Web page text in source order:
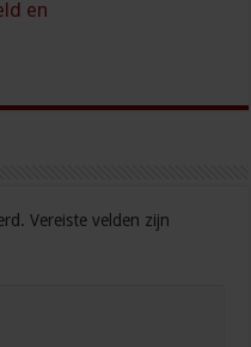
en
Vereiste velden zijn